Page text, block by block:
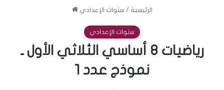
الرئيسية / سنوات الإعدادي
سنوات الإعدادي
رياضيات 8 أساسي الثلاثي الأول ـ
نموذج عدد 1